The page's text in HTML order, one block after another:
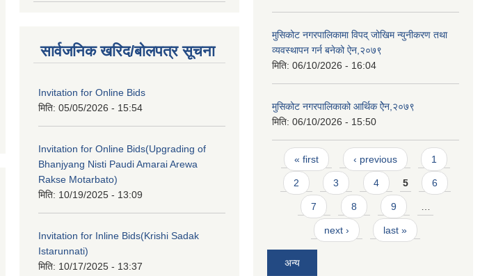
सार्वजनिक खरिद/बोलपत्र सूचना
Invitation for Online Bids
मिति: 05/05/2026 - 15:54
Invitation for Online Bids(Upgrading of
Bhanjyang Nisti Paudi Amarai Arewa
Rakse Motarbato)
मिति: 10/19/2025 - 13:09
Invitation for Inline Bids(Krishi Sadak
Istarunnati)
मिति: 10/17/2025 - 13:37
मुसिकोट नगरपालिकामा विपद् जोखिम न्युनीकरण तथा
व्यवस्थापन गर्न बनेको ऐन,२०७९
मिति: 06/10/2026 - 16:04
मुसिकोट नगरपालिकाको आर्थिक ऐेन,२०७९
मिति: 06/10/2026 - 15:50
Pages
« first ‹ previous 1
2 3 4 5 6
7 8 9 …
next › last »
अन्य